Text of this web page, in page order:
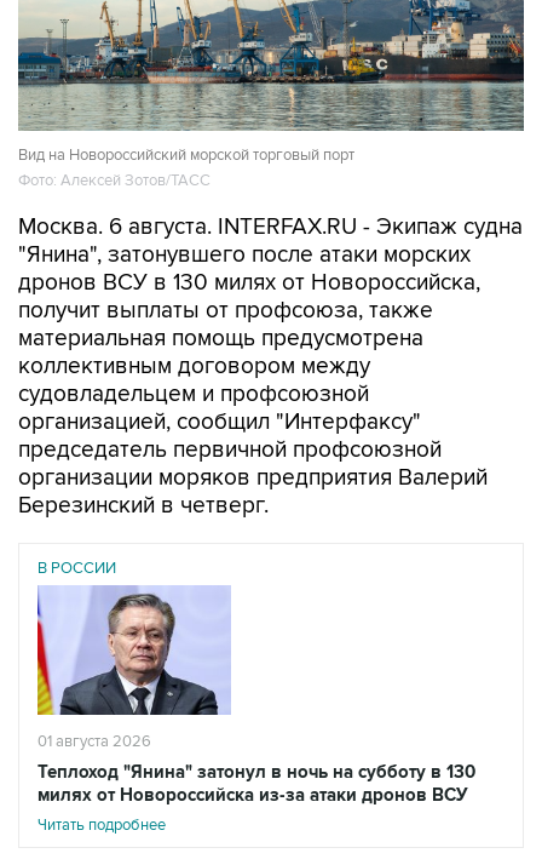
Вид на Новороссийский морской торговый порт
Фото: Алексей Зотов/ТАСС
Москва. 6 августа. INTERFAX.RU - Экипаж судна
"Янина", затонувшего после атаки морских
дронов ВСУ в 130 милях от Новороссийска,
получит выплаты от профсоюза, также
материальная помощь предусмотрена
коллективным договором между
судовладельцем и профсоюзной
организацией, сообщил "Интерфаксу"
председатель первичной профсоюзной
организации моряков предприятия Валерий
Березинский в четверг.
В РОССИИ
01 августа 2026
Теплоход "Янина" затонул в ночь на субботу в 130
милях от Новороссийска из-за атаки дронов ВСУ
Читать подробнее